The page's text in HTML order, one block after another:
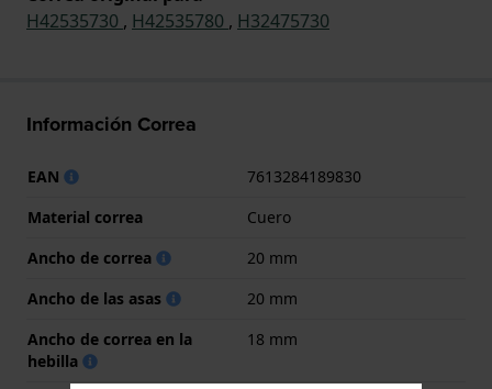
H42535730 , H42535780 , H32475730
Información Correa
EAN
7613284189830
Material correa
Cuero
Ancho de correa
20 mm
Ancho de las asas
20 mm
Ancho de correa en la
hebilla
18 mm